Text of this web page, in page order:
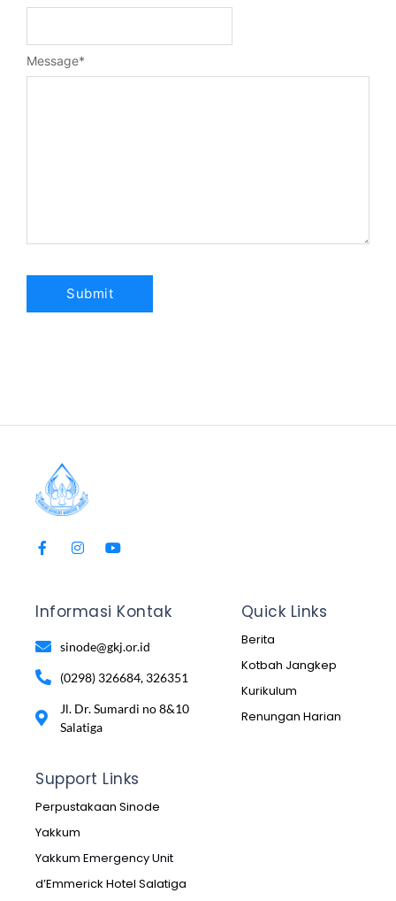
Message*
Informasi Kontak
sinode@gkj.or.id
(0298) 326684, 326351
Jl. Dr. Sumardi no 8&10
Salatiga
Quick Links
Berita
Kotbah Jangkep
Kurikulum
Renungan Harian
Support Links
Perpustakaan Sinode
Yakkum
Yakkum Emergency Unit
d’Emmerick Hotel Salatiga